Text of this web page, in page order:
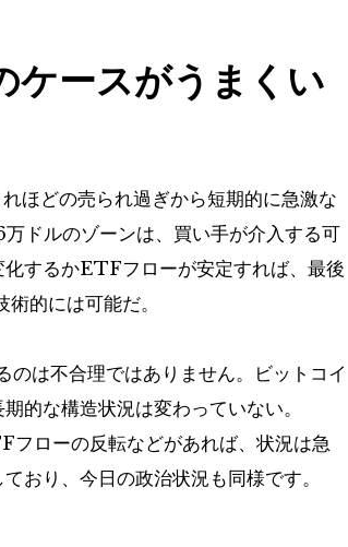
ースがうまくい
ほどの売られ過ぎから短期的に急激な
ドルのゾーンは、買い手が介入する可
するかETFフローが安定すれば、最後
的には可能だ。
は不合理ではありません。ビットコイ
的な構造状況は変わっていない。
ローの反転などがあれば、状況は急
おり、今日の政治状況も同様です。